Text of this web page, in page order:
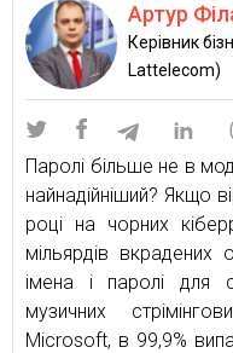
Артур
Керівник
Lattelecom)
Паролі більше не в
найнадійніший? Якщо
році на чорних
мільярдів
імена і паролі для
музичних
Microsoft, в 99,9%